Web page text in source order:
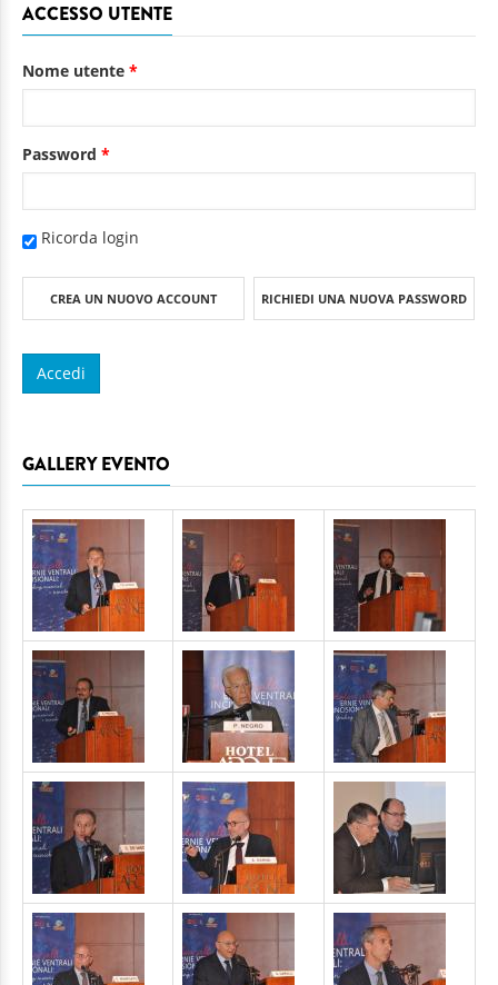
ACCESSO UTENTE
Nome utente *
Password *
Ricorda login
CREA UN NUOVO ACCOUNT RICHIEDI UNA NUOVA PASSWORD
GALLERY EVENTO